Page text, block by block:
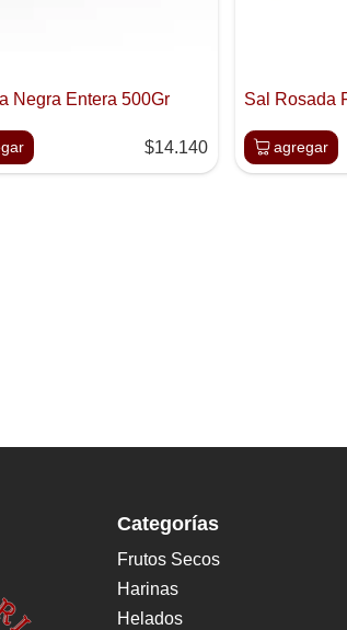
Negra Entera 500Gr
$14.140
Sal Rosada
agregar
Categorías
Frutos Secos
Harinas
Helados